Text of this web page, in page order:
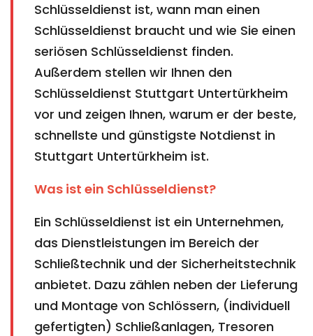
Schlüsseldienst ist, wann man einen
Schlüsseldienst braucht und wie Sie einen
seriösen Schlüsseldienst finden.
Außerdem stellen wir Ihnen den
Schlüsseldienst Stuttgart Untertürkheim
vor und zeigen Ihnen, warum er der beste,
schnellste und günstigste Notdienst in
Stuttgart Untertürkheim ist.
Was ist ein Schlüsseldienst?
Ein Schlüsseldienst ist ein Unternehmen,
das Dienstleistungen im Bereich der
Schließtechnik und der Sicherheitstechnik
anbietet. Dazu zählen neben der Lieferung
und Montage von Schlössern, (individuell
gefertigten) Schließanlagen, Tresoren